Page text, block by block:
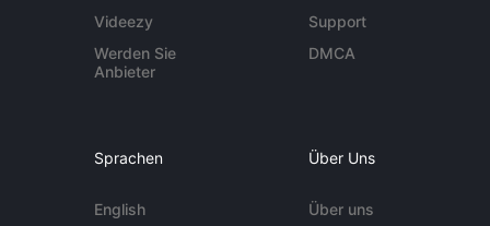
Videezy
Werden Sie
Anbieter
Support
DMCA
Sprachen
English
Über Uns
Über uns